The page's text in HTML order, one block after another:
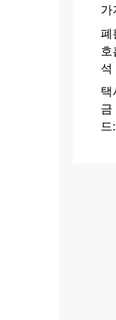
가
폐
석
택
금
드